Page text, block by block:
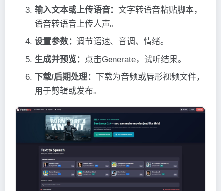
输入文本或上传语音： 文字转语音粘贴脚本，
语音转语音上传人声。
设置参数： 调节语速、音调、情绪。
生成并预览： 点击Generate，试听结果。
下载/后期处理：
下载为音频或唇形视频文件，
用于剪辑或发布。